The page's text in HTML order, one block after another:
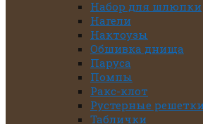
Набор для шлюпки
Нагели
Нактоузы
Обшивка днища
Паруса
Помпы
Ракс-клот
Рустерные решетки
Таблички